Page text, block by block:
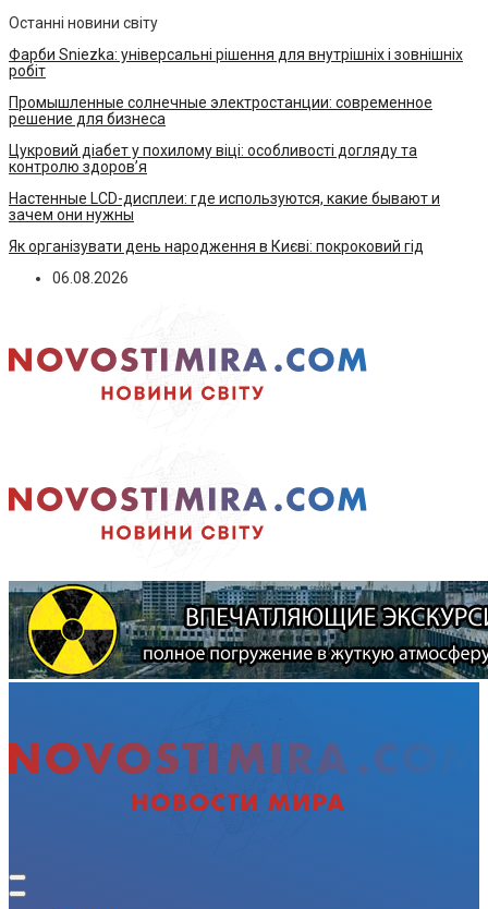
Останні новини світу
Фарби Sniezka: універсальні рішення для внутрішніх і зовнішніх
робіт
Промышленные солнечные электростанции: современное
решение для бизнеса
Цукровий діабет у похилому віці: особливості догляду та
контролю здоров’я
Настенные LCD-дисплеи: где используются, какие бывают и
зачем они нужны
Як організувати день народження в Києві: покроковий гід
06.08.2026